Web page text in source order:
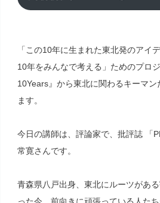
「この10年に生まれた東北発のアイ
10年をみんなで考える」ためのプロ
10Years』から東北に関わるキーマ
ます。
今日の講師は、評論家で、批評誌 「
常寛さんです。
青森県八戸出身、東北にルーツがあ
った今、前向きに頑張っている人た